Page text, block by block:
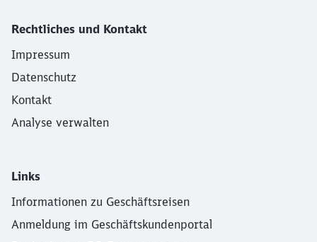
Rechtliches und Kontakt
Impressum
Datenschutz
Kontakt
Analyse verwalten
Links
Informationen zu Geschäftsreisen
Anmeldung im Geschäftskundenportal